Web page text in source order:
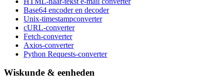
Base64 encoder en decoder
Unix-timestampconverter
cURL-converter
Fetch-converter
Axios-converter
Python Requests-converter
Wiskunde & eenheden